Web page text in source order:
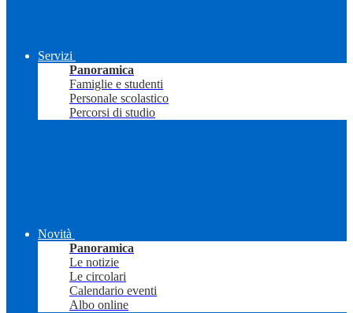
Servizi
Panoramica
Famiglie e studenti
Personale scolastico
Percorsi di studio
Novità
Panoramica
Le notizie
Le circolari
Calendario eventi
Albo online